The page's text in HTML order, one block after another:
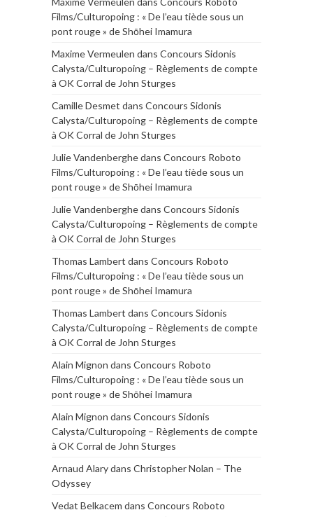
Films/Culturopoing : « De l’eau tiède sous un
pont rouge » de Shōhei Imamura
Maxime Vermeulen dans Concours Sidonis
Calysta/Culturopoing – Règlements de compte
à OK Corral de John Sturges
Camille Desmet dans Concours Sidonis
Calysta/Culturopoing – Règlements de compte
à OK Corral de John Sturges
Julie Vandenberghedans Concours Roboto
Films/Culturopoing : « De l’eau tiède sous un
pont rouge » de Shōhei Imamura
Julie Vandenberghedans Concours Sidonis
Calysta/Culturopoing – Règlements de compte
à OK Corral de John Sturges
Thomas Lambert dans Concours Roboto
Films/Culturopoing : « De l’eau tiède sous un
pont rouge » de Shōhei Imamura
Thomas Lambert dans Concours Sidonis
Calysta/Culturopoing – Règlements de compte
à OK Corral de John Sturges
Alain Mignon dans Concours Roboto
Films/Culturopoing : « De l’eau tiède sous un
pont rouge » de Shōhei Imamura
Alain Mignon dans Concours Sidonis
Calysta/Culturopoing – Règlements de compte
à OK Corral de John Sturges
Arnaud Alarydans Christopher Nolan – The
Odyssey
Vedat Belkacem dans Concours Roboto